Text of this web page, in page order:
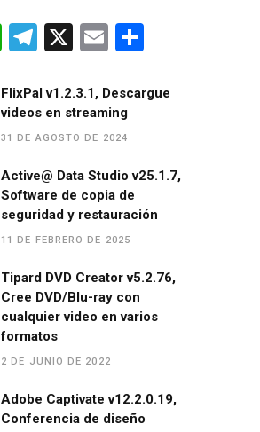
W
at
s
A
p
p
T
e
gr
a
m
X
E
ail m
tir
FlixPal v1.2.3.1, Descargue
videos en streaming
31 DE AGOSTO DE 2024
Active@ Data Studio v25.1.7,
Software de copia de
seguridad y restauración
11 DE FEBRERO DE 2025
Tipard DVD Creator v5.2.76,
Cree DVD/Blu-ray con
cualquier video en varios
formatos
2 DE JUNIO DE 2022
Adobe Captivate v12.2.0.19,
Conferencia de diseño